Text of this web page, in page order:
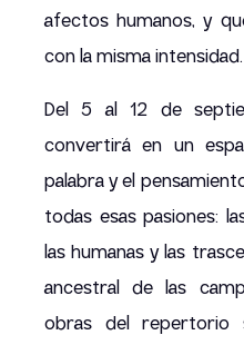
afectos humanos, y
con la misma intensidad.
Del 5 al 12 de
convertirá en un
palabra y el
todas esas pasiones:
las humanas y las
ancestral de las
obras del repertorio